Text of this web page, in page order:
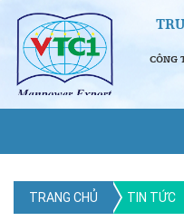
CÔNG
TRANG CHỦ TIN TỨC